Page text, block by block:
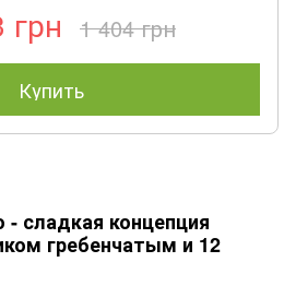
грн 1 404 грн
Купить
- сладкая концепция
гребенчатым и 12